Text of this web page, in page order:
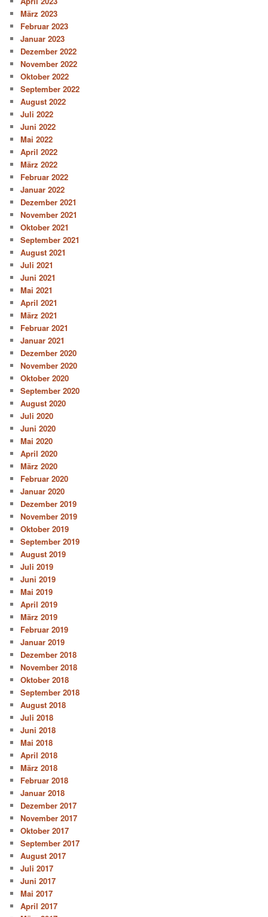
März 2023
Februar 2023
Januar 2023
Dezember 2022
November 2022
Oktober 2022
September 2022
August 2022
Juli 2022
Juni 2022
Mai 2022
April 2022
März 2022
Februar 2022
Januar 2022
Dezember 2021
November 2021
Oktober 2021
September 2021
August 2021
Juli 2021
Juni 2021
Mai 2021
April 2021
März 2021
Februar 2021
Januar 2021
Dezember 2020
November 2020
Oktober 2020
September 2020
August 2020
Juli 2020
Juni 2020
Mai 2020
April 2020
März 2020
Februar 2020
Januar 2020
Dezember 2019
November 2019
Oktober 2019
September 2019
August 2019
Juli 2019
Juni 2019
Mai 2019
April 2019
März 2019
Februar 2019
Januar 2019
Dezember 2018
November 2018
Oktober 2018
September 2018
August 2018
Juli 2018
Juni 2018
Mai 2018
April 2018
März 2018
Februar 2018
Januar 2018
Dezember 2017
November 2017
Oktober 2017
September 2017
August 2017
Juli 2017
Juni 2017
Mai 2017
April 2017